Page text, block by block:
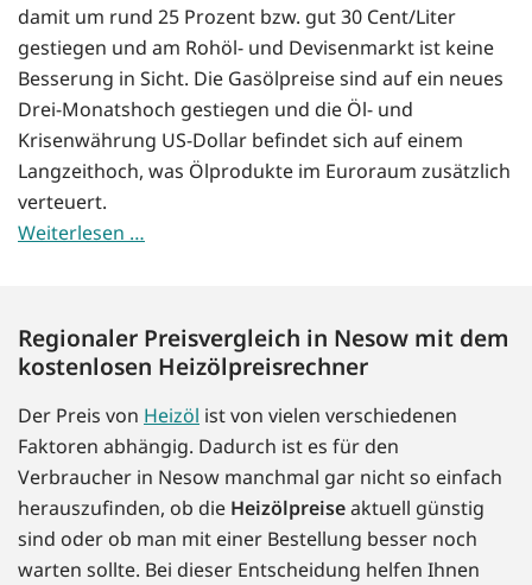
damit um rund 25 Prozent bzw. gut 30 Cent/Liter
gestiegen und am Rohöl- und Devisenmarkt ist keine
Besserung in Sicht. Die Gasölpreise sind auf ein neues
Drei-Monatshoch gestiegen und die Öl- und
Krisenwährung US-Dollar befindet sich auf einem
Langzeithoch, was Ölprodukte im Euroraum zusätzlich
verteuert.
Weiterlesen …
Regionaler Preisvergleich in Nesow mit dem
kostenlosen Heizölpreisrechner
Der Preis von Heizöl ist von vielen verschiedenen
Faktoren abhängig. Dadurch ist es für den
Verbraucher in Nesow manchmal gar nicht so einfach
herauszufinden, ob die Heizölpreiseaktuell günstig
sind oder ob man mit einer Bestellung besser noch
warten sollte. Bei dieser Entscheidung helfen Ihnen